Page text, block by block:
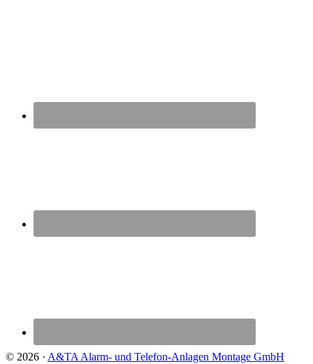
© 2026 · A&TA Alarm- und Telefon-Anlagen Montage GmbH